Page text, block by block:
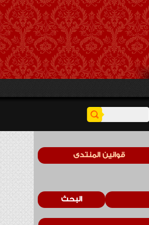
قوانين المنتدى
البحث